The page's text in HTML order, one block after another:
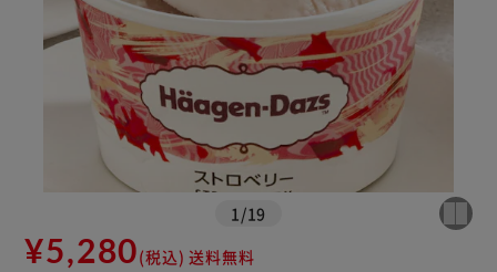
1 /19
¥5,280(税込) 送料無料